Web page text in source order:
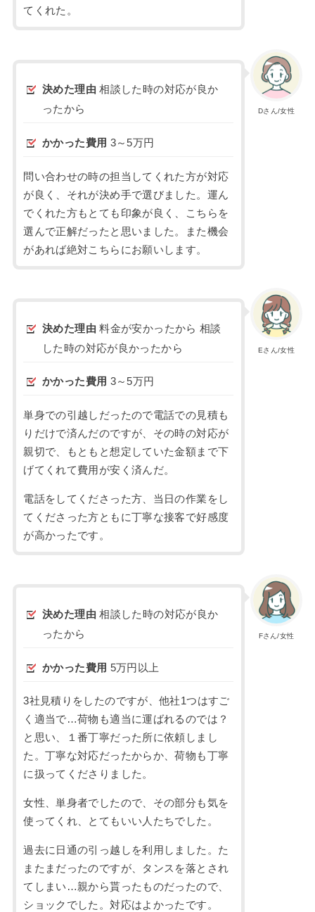
てくれた。
Dさん/女性
決めた理由 相談した時の対応が良か
ったから
かかった費用 3～5万円
問い合わせの時の担当してくれた方が対応
が良く、それが決め手で選びました。運ん
でくれた方もとても印象が良く、こちらを
選んで正解だったと思いました。また機会
があれば絶対こちらにお願いします。
Eさん/女性
決めた理由 料金が安かったから 相談
した時の対応が良かったから
かかった費用 3～5万円
単身での引越しだったので電話での見積も
りだけで済んだのですが、その時の対応が
親切で、もともと想定していた金額まで下
げてくれて費用が安く済んだ。
電話をしてくださった方、当日の作業をし
てくださった方ともに丁寧な接客で好感度
が高かったです。
Fさん/女性
決めた理由 相談した時の対応が良か
ったから
かかった費用 5万円以上
3社見積りをしたのですが、他社1つはすご
く適当で…荷物も適当に運ばれるのでは？
と思い、１番丁寧だった所に依頼しまし
た。丁寧な対応だったからか、荷物も丁寧
に扱ってくださりました。
女性、単身者でしたので、その部分も気を
使ってくれ、とてもいい人たちでした。
過去に日通の引っ越しを利用しました。た
またまだったのですが、タンスを落とされ
てしまい…親から貰ったものだったので、
ショックでした。対応はよかったです。